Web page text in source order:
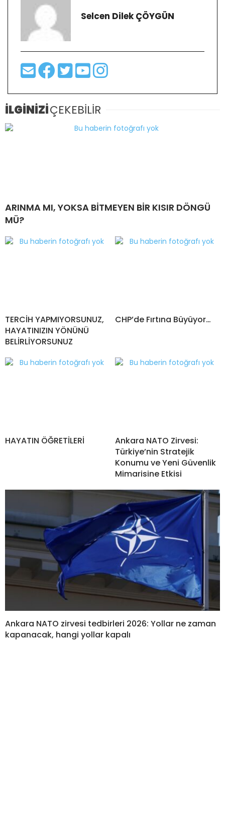
Selcen Dilek ÇÖYGÜN
İLGİNİZİÇEKEBİLİR
ARINMA MI, YOKSA BİTMEYEN BİR KISIR DÖNGÜ
MÜ?
TERCİH YAPMIYORSUNUZ,
HAYATINIZIN YÖNÜNÜ
BELİRLİYORSUNUZ
CHP’de Fırtına Büyüyor…
HAYATIN ÖĞRETİLERİ
Ankara NATO Zirvesi:
Türkiye’nin Stratejik
Konumu ve Yeni Güvenlik
Mimarisine Etkisi
Ankara NATO zirvesi tedbirleri 2026: Yollar ne zaman
kapanacak, hangi yollar kapalı